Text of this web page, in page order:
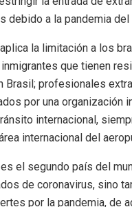
debido a la pandemia del
la limitación a los
que tienen
Brasil; profesionales
por una organización
internacional,
internacional del
el segundo país del
de coronavirus, sino
por la pandemia, de